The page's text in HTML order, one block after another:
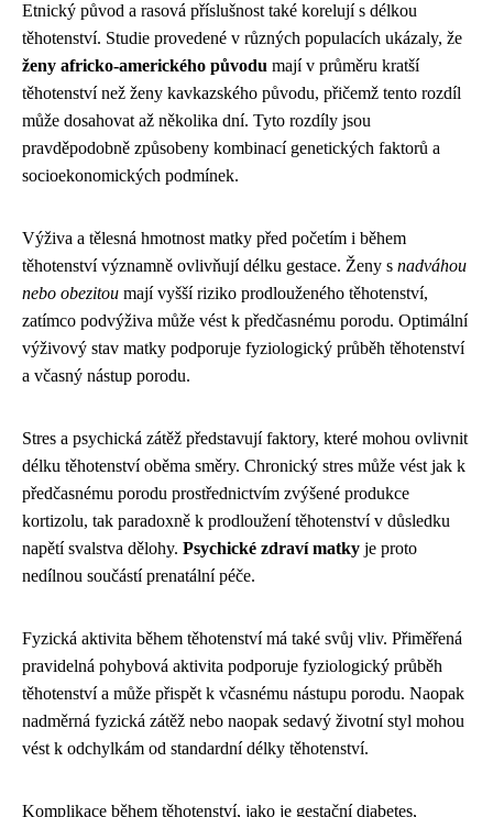
Etnický původ a rasová příslušnost také korelují s délkou
těhotenství. Studie provedené v různých populacích ukázaly, že
ženy africko-amerického původu mají v průměru kratší
těhotenství než ženy kavkazského původu, přičemž tento rozdíl
může dosahovat až několika dní. Tyto rozdíly jsou
pravděpodobně způsobeny kombinací genetických faktorů a
socioekonomických podmínek.
Výživa a tělesná hmotnost matky před početím i během
těhotenství významně ovlivňují délku gestace. Ženy s nadváhou
nebo obezitou mají vyšší riziko prodlouženého těhotenství,
zatímco podvýživa může vést k předčasnému porodu. Optimální
výživový stav matky podporuje fyziologický průběh těhotenství
a včasný nástup porodu.
Stres a psychická zátěž představují faktory, které mohou ovlivnit
délku těhotenství oběma směry. Chronický stres může vést jak k
předčasnému porodu prostřednictvím zvýšené produkce
kortizolu, tak paradoxně k prodloužení těhotenství v důsledku
napětí svalstva dělohy. Psychické zdraví matky je proto
nedílnou součástí prenatální péče.
Fyzická aktivita během těhotenství má také svůj vliv. Přiměřená
pravidelná pohybová aktivita podporuje fyziologický průběh
těhotenství a může přispět k včasnému nástupu porodu. Naopak
nadměrná fyzická zátěž nebo naopak sedavý životní styl mohou
vést k odchylkám od standardní délky těhotenství.
Komplikace během těhotenství, jako je gestační diabetes,